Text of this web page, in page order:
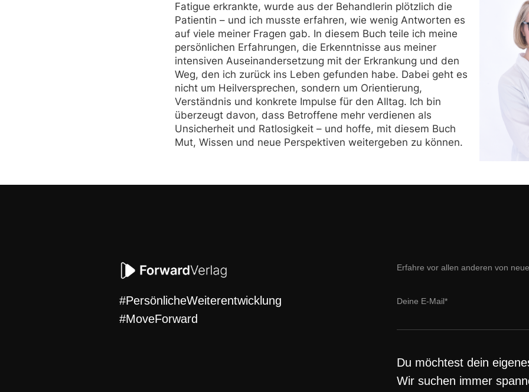
Fatigue erkrankte, wurde aus der Behandlerin plötzlich die
Patientin – und ich musste erfahren, wie wenig Antworten es
auf viele meiner Fragen gab. In diesem Buch teile ich meine
persönlichen Erfahrungen, die Erkenntnisse aus meiner
intensiven Auseinandersetzung mit der Erkrankung und den
Weg, den ich zurück ins Leben gefunden habe. Dabei geht es
nicht um Heilversprechen, sondern um Orientierung,
Verständnis und konkrete Impulse für den Alltag. Ich bin
überzeugt davon, dass Betroffene mehr verdienen als
Unsicherheit und Ratlosigkeit – und hoffe, mit diesem Buch
Mut, Wissen und neue Perspektiven weitergeben zu können.
#PersönlicheWeiterentwicklung
#MoveForward
Erfahre vor allen anderen von
Du möchtest dein
Wir suchen immer